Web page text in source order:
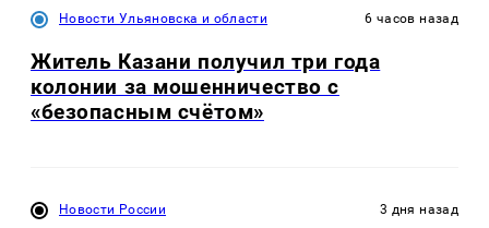
Новости Ульяновска и области 6 часов назад
Житель Казани получил три года
колонии за мошенничество с
«безопасным счётом»
Новости России 3 дня назад